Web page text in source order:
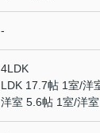
-
4LDK
LDK 17.7帖 1室/洋
洋室 5.6帖 1室/洋